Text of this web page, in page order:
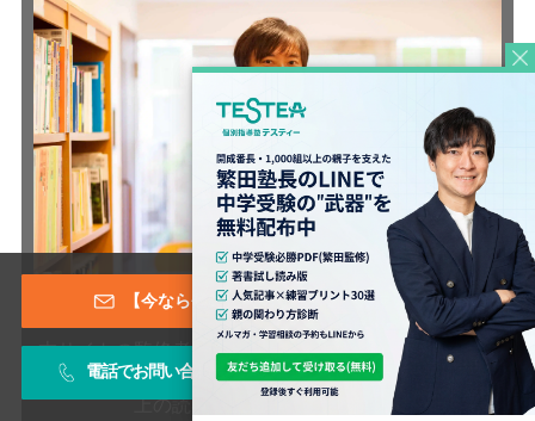
本サイトの監修者である、開成番長こと繁田和貴が執
筆する無料メルマガは、その内容の濃さから6000人以
上の読者に愛読されています！
【今なら登録特典あり！】メールマガジン
電話でお問い合わせ お問い合わせフォーム